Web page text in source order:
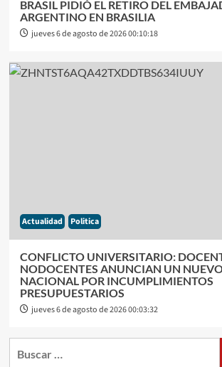
BRASIL PIDIÓ EL RETIRO DEL
ARGENTINO EN BRASILIA
jueves 6 de agosto de 2026 00:10:18
Actualidad Politica
CONFLICTO UNIVERSITARIO:
NODOCENTES ANUNCIAN UN
NACIONAL POR INCUMPLIMIENTOS
PRESUPUESTARIOS
jueves 6 de agosto de 2026 00:03:32